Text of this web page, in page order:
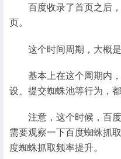
百度收录了首页之后
页。
这个时间周期，大概
基本上在这个周期内
设、提交蜘蛛池等行为，
注意，这个时候，百
需要观察一下百度蜘蛛抓
度蜘蛛抓取频率提升。